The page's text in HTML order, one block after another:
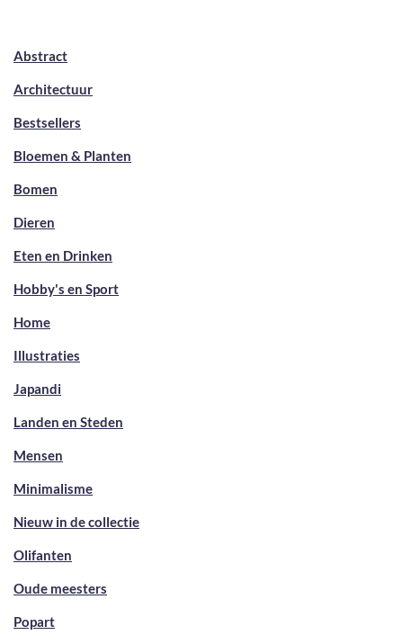
Abstract
Architectuur
Bestsellers
Bloemen & Planten
Bomen
Dieren
Eten en Drinken
Hobby's en Sport
Home
Illustraties
Japandi
Landen en Steden
Mensen
Minimalisme
Nieuw in de collectie
Olifanten
Oude meesters
Popart